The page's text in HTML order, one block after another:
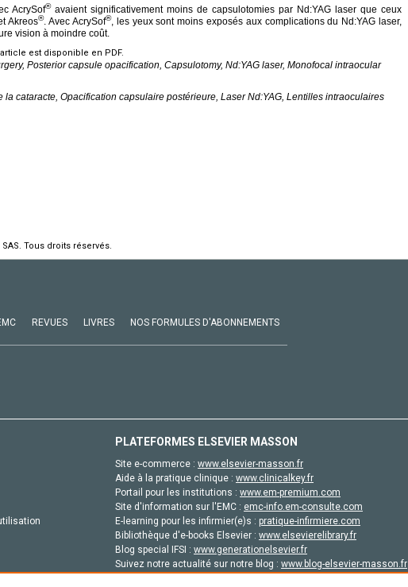
AcrySof®avaient significativement moins de capsulotomies par Nd:YAG laser que ceux
Akreos®. Avec AcrySof®, les yeux sont moins exposés aux complications du Nd:YAG laser,
vision à moindre coût.
est disponible en PDF.
Posterior capsule opacification, Capsulotomy, Nd:YAG laser, Monofocal intraocular
la cataracte, Opacification capsulaire postérieure, Laser Nd:YAG, Lentilles intraoculaires
Tous droits réservés.
REVUES LIVRES NOS FORMULES D'ABONNEMENTS
PLATEFORMES ELSEVIER MASSON
Site e-commerce : www.elsevier-masson.fr
Aide à la pratique clinique : www.clinicalkey.fr
Portail pour les institutions : www.em-premium.com
Site d'information sur l'EMC : emc-info.em-consulte.com
E-learning pour les infirmier(e)s : pratique-infirmiere.com
Bibliothèque d'e-books Elsevier : www.elsevierelibrary.fr
Blog special IFSI : www.generationelsevier.fr
Suivez notre actualité sur notre blog : www.blog-elsevier-masson.fr